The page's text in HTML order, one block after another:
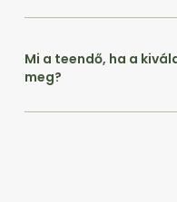
Mi a teendő, ha a
meg?